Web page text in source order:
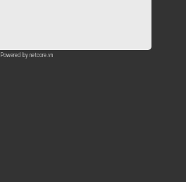
Powered by netcore.vn